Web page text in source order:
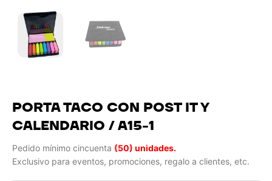
PORTA TACO CON POST IT Y
CALENDARIO / A15-1
Pedido mínimo cincuenta (50) unidades.
Exclusivo para eventos, promociones, regalo a clientes, etc.